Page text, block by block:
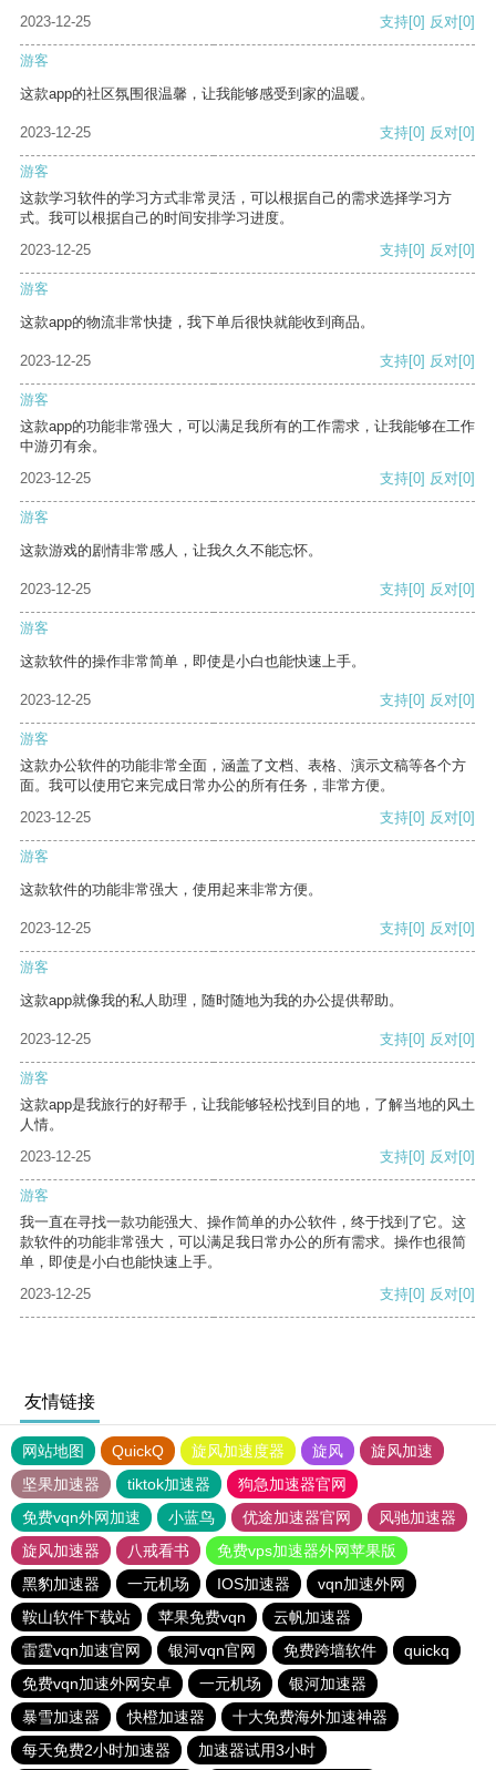
2023-12-25 支持[0] 反对[0]
游客
这款app的社区氛围很温馨，让我能够感受到家的温暖。
2023-12-25 支持[0] 反对[0]
游客
这款学习软件的学习方式非常灵活，可以根据自己的需求选择学习方
式。我可以根据自己的时间安排学习进度。
2023-12-25
支持[0] 反对[0]
游客
这款app的物流非常快捷，我下单后很快就能收到商品。
2023-12-25 支持[0] 反对[0]
游客
这款app的功能非常强大，可以满足我所有的工作需求，让我能够在工作
中游刃有余。
2023-12-25
支持[0] 反对[0]
游客
这款游戏的剧情非常感人，让我久久不能忘怀。
2023-12-25 支持[0] 反对[0]
游客
这款软件的操作非常简单，即使是小白也能快速上手。
2023-12-25 支持[0] 反对[0]
游客
这款办公软件的功能非常全面，涵盖了文档、表格、演示文稿等各个方
面。我可以使用它来完成日常办公的所有任务，非常方便。
2023-12-25
支持[0] 反对[0]
游客
这款软件的功能非常强大，使用起来非常方便。
2023-12-25 支持[0] 反对[0]
游客
这款app就像我的私人助理，随时随地为我的办公提供帮助。
2023-12-25 支持[0] 反对[0]
游客
这款app是我旅行的好帮手，让我能够轻松找到目的地，了解当地的风土
人情。
2023-12-25
支持[0] 反对[0]
游客
我一直在寻找一款功能强大、操作简单的办公软件，终于找到了它。这
款软件的功能非常强大，可以满足我日常办公的所有需求。操作也很简
单，即使是小白也能快速上手。
2023-12-25
支持[0] 反对[0]
友情链接
网站地图 QuickQ 旋风加速度器 旋风
旋风加速
坚果加速器
tiktok加速器
狗急加速器官网
免费vqn外网加速
小蓝鸟 优途加速器官网
风驰加速器
旋风加速器
八戒看书
免费vps加速器外网苹果版
黑豹加速器
一元机场 IOS加速器
vqn加速外网
鞍山软件下载站
苹果免费vqn
云帆加速器
雷霆vqn加速官网
银河vqn官网 免费跨墙软件
quickq
免费vqn加速外网安卓
一元机场
银河加速器
暴雪加速器
快橙加速器
十大免费海外加速神器
每天免费2小时加速器
加速器试用3小时